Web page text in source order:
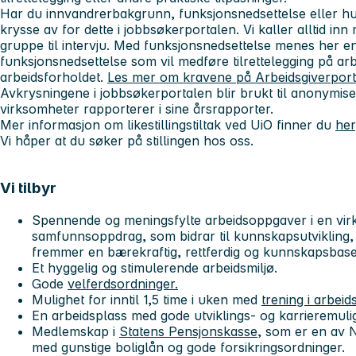
Har du innvandrerbakgrunn, funksjonsnedsettelse eller
krysse av for dette i jobbsøkerportalen. Vi kaller alltid
gruppe til intervju. Med funksjonsnedsettelse menes her
funksjonsnedsettelse som vil medføre tilrettelegging på
arbeidsforholdet. Les mer om kravene på
Avkrysningene i jobbsøkerportalen blir brukt til
virksomheter rapporterer i sine årsrapporter.
Mer informasjon om likestillingstiltak ved UiO finner du her
Vi håper at du søker på stillingen hos oss.
Vi tilbyr
Spennende og meningsfylte arbeidsoppgaver i en
samfunnsoppdrag, som bidrar til
fremmer en bærekraftig, rettferdig og
Et hyggelig og stimulerende arbeidsmiljø.
Gode velferdsordninger.
Mulighet for inntil 1,5 time i uken med trening i
En arbeidsplass med gode utviklings- og
Medlemskap i Statens Pensjonskasse, som er en av
med gunstige boliglån og gode forsikringsordninger.